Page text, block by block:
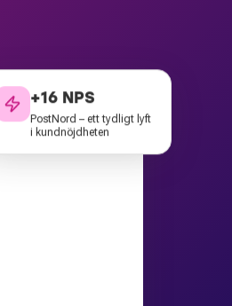
+16 NPS
PostNord – ett tydligt lyft
i kundnöjdheten